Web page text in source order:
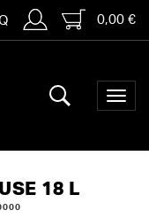
0,00 €
18 L